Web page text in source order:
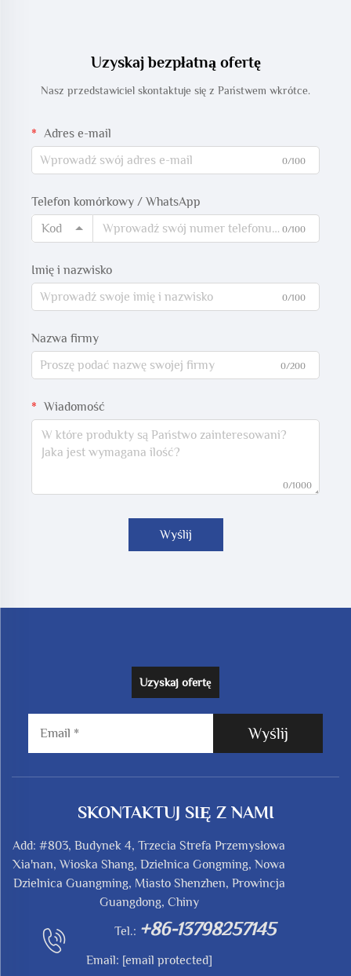
Uzyskaj bezpłatną ofertę
Nasz przedstawiciel skontaktuje się z Państwem wkrótce.
Adres e-mail
0/100
Telefon komórkowy / WhatsApp
Kod
0/100
Imię i nazwisko
0/100
Nazwa firmy
0/200
Wiadomość
0/1000
Wyślij
Uzyskaj ofertę
Wyślij
SKONTAKTUJ SIĘ Z NAMI
Add: #803, Budynek 4, Trzecia Strefa Przemysłowa
Xia'nan, Wioska Shang, Dzielnica Gongming, Nowa
Dzielnica Guangming, Miasto Shenzhen, Prowincja
Guangdong, Chiny
Tel.: +86-13798257145
Email: [email protected]